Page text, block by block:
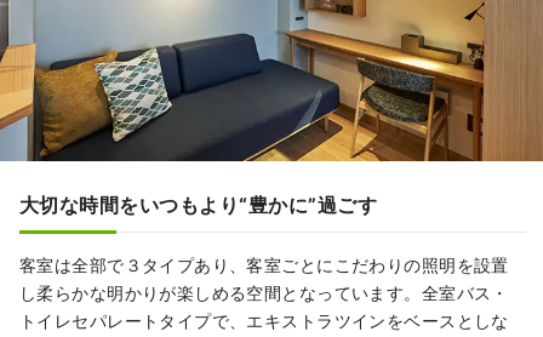
大切な時間をいつもより“豊かに”過ごす
客室は全部で３タイプあり、客室ごとにこだわりの照明を設置
し柔らかな明かりが楽しめる空間となっています。全室バス・
トイレセパレートタイプで、エキストラツインをベースとしな